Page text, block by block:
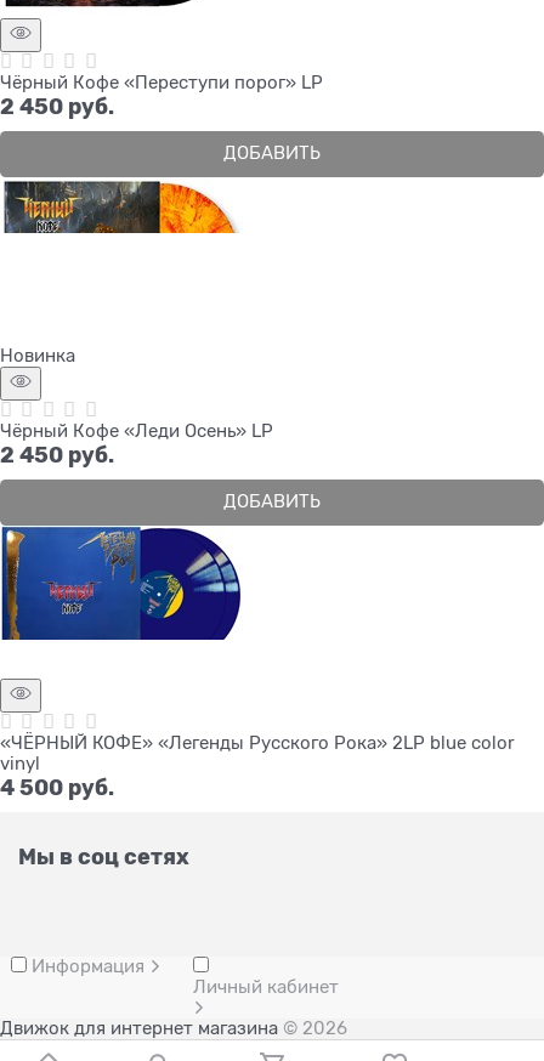
Чёрный Кофе «Переступи порог» LP
2 450 руб.
ДОБАВИТЬ
Новинка
Чёрный Кофе «Леди Осень» LP
2 450 руб.
ДОБАВИТЬ
«ЧЁРНЫЙ КОФЕ» «Легенды Русского Рока» 2LP blue color
vinyl
4 500 руб.
Мы в соц сетях
Информация
Личный кабинет
Движок для интернет магазина © 2026